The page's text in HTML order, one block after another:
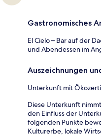
Gastronomisches
El Cielo – Bar auf der
und Abendessen im
Auszeichnungen
Unterkunft mit
Diese Unterkunft
den Einfluss der
folgenden Punkte
Kulturerbe, lokale